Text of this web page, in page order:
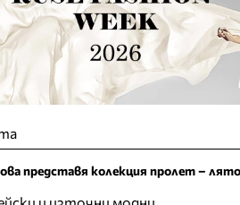
представя колекция пролет –